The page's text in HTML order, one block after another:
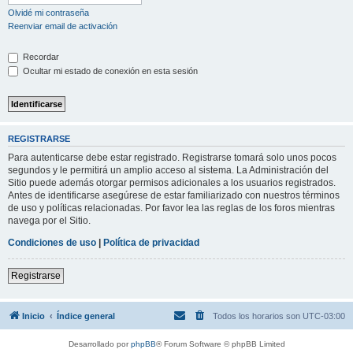
Olvidé mi contraseña
Reenviar email de activación
Recordar
Ocultar mi estado de conexión en esta sesión
REGISTRARSE
Para autenticarse debe estar registrado. Registrarse tomará solo unos pocos
segundos y le permitirá un amplio acceso al sistema. La Administración del
Sitio puede además otorgar permisos adicionales a los usuarios registrados.
Antes de identificarse asegúrese de estar familiarizado con nuestros términos
de uso y políticas relacionadas. Por favor lea las reglas de los foros mientras
navega por el Sitio.
Condiciones de uso | Política de privacidad
Registrarse
Inicio Índice general Todos los horarios son UTC-03:00
Desarrollado porphpBB® Forum Software © phpBB Limited